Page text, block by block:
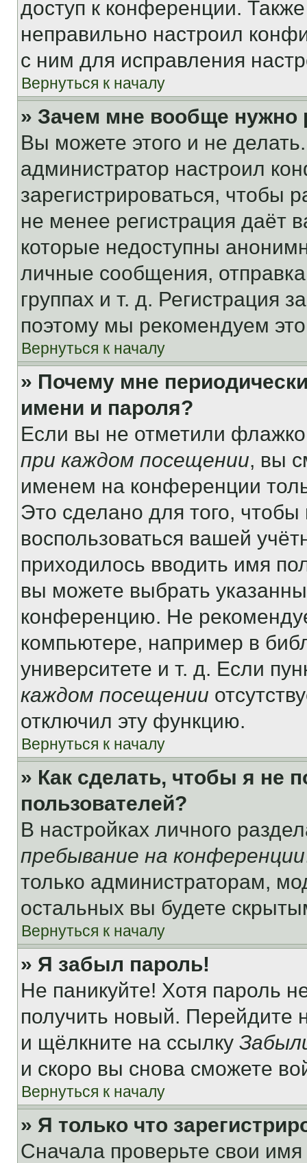
доступ к конференции.
неправильно настроил
с ним для исправления
Вернуться к началу
» Зачем мне вообще нужно
Вы можете этого и не
администратор настроил
зарегистрироваться, чтобы
не менее регистрация даёт
которые недоступны
личные сообщения,
группах и т. д. Регистрация
поэтому мы рекомендуем
Вернуться к началу
» Почему мне
имени и пароля?
Если вы не отметили
при каждом посещении, вы
именем на конференции
Это сделано для того, чтобы
воспользоваться вашей
приходилось вводить имя
вы можете выбрать
конференцию. Не
компьютере, например в
университете и т. д. Если
каждом посещении
отключил эту функцию.
Вернуться к началу
» Как сделать, чтобы я не
пользователей?
В настройках личного
пребывание на конференции
только администраторам,
остальных вы будете
Вернуться к началу
» Я забыл пароль!
Не паникуйте! Хотя пароль
получить новый. Перейдите
и щёлкните на ссылку
и скоро вы снова сможете
Вернуться к началу
» Я только что
Сначала проверьте свои